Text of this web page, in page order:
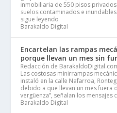
inmobiliaria de 550 pisos
suelos contaminados e
sigue leyendo
Barakaldo Digital
Encartelan las rampas
porque llevan un mes sin
Redacción de
Las costosas minirrampas
instaló en la calle Nafarroa,
debido a que llevan un mes fuera
vergüenza”, señalan los
Barakaldo Digital